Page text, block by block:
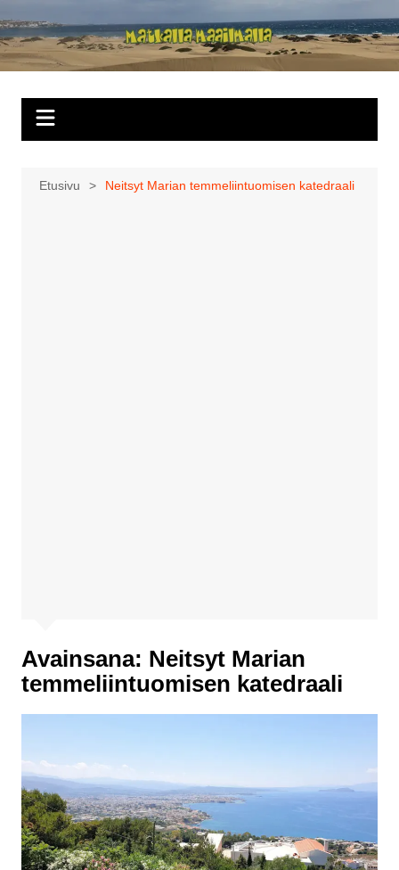
sisältöön
Matkalla
maailmalla
Etusivu Neitsyt Marian temmeliintuomisen katedraali
Avainsana: Neitsyt Marian
temmeliintuomisen katedraali